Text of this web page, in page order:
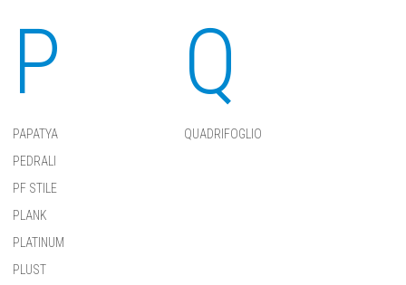
P
PAPATYA
PEDRALI
PF STILE
PLANK
PLATINUM
PLUST
Q
QUADRIFOGLIO